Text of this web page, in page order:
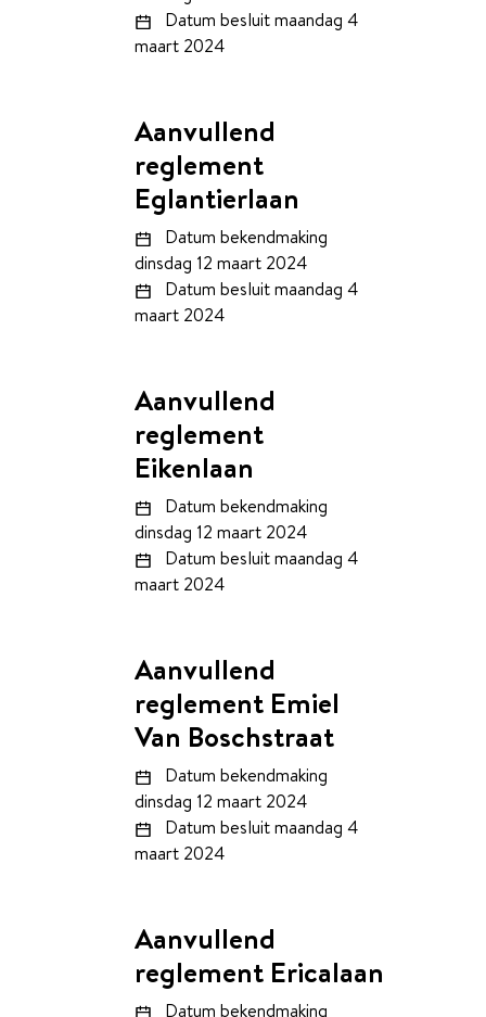
Datum besluitmaandag 4
maart 2024
Aanvullend
reglement
Eglantierlaan
Datum bekendmaking
dinsdag 12 maart 2024
Datum besluitmaandag 4
maart 2024
Aanvullend
reglement
Eikenlaan
Datum bekendmaking
dinsdag 12 maart 2024
Datum besluitmaandag 4
maart 2024
Aanvullend
reglement Emiel
Van Boschstraat
Datum bekendmaking
dinsdag 12 maart 2024
Datum besluitmaandag 4
maart 2024
Aanvullend
reglement Ericalaan
Datum bekendmaking